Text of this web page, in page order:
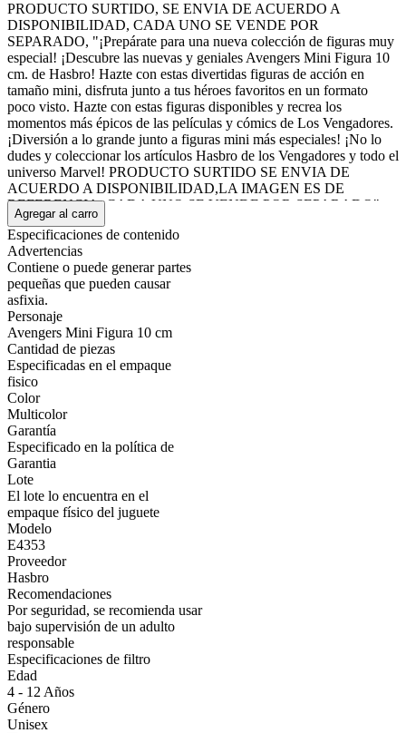
PRODUCTO SURTIDO, SE ENVIA DE ACUERDO A
DISPONIBILIDAD, CADA UNO SE VENDE POR
SEPARADO, "¡Prepárate para una nueva colección de figuras muy
especial! ¡Descubre las nuevas y geniales Avengers Mini Figura 10
cm. de Hasbro! Hazte con estas divertidas figuras de acción en
tamaño mini, disfruta junto a tus héroes favoritos en un formato
poco visto. Hazte con estas figuras disponibles y recrea los
momentos más épicos de las películas y cómics de Los Vengadores.
¡Diversión a lo grande junto a figuras mini más especiales! ¡No lo
dudes y coleccionar los artículos Hasbro de los Vengadores y todo el
universo Marvel! PRODUCTO SURTIDO SE ENVIA DE
ACUERDO A DISPONIBILIDAD,LA IMAGEN ES DE
REFERENCIA, CADA UNO SE VENDE POR SEPARADO"
Mostrar más
Agregar al carro
Especificaciones de contenido
Advertencias
Contiene o puede generar partes
pequeñas que pueden causar
asfixia.
Personaje
Avengers Mini Figura 10 cm
Cantidad de piezas
Especificadas en el empaque
fisico
Color
Multicolor
Garantía
Especificado en la política de
Garantia
Lote
El lote lo encuentra en el
empaque físico del juguete
Modelo
E4353
Proveedor
Hasbro
Recomendaciones
Por seguridad, se recomienda usar
bajo supervisión de un adulto
responsable
Especificaciones de filtro
Edad
4 - 12 Años
Género
Unisex